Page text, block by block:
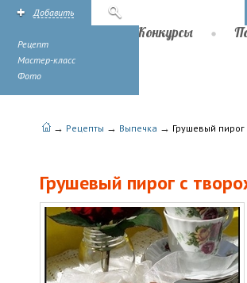
Добавить
Рецепт
Мастер-класс
Фото
Конкурсы
→ Рецепты → Выпечка → Грушевый
Грушевый пирог с